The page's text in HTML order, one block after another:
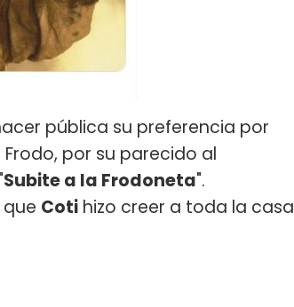
pública su preferencia por
por su parecido al
Subite a la Frodoneta".
Coti hizo creer a toda la casa